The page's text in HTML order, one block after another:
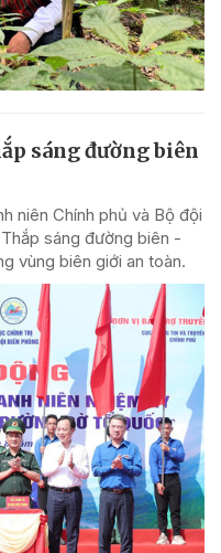
sáng đường biên
niên Chính phủ và Bộ đội
sáng đường biên -
vùng biên giới an toàn.